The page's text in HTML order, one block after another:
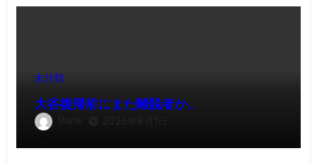
未分類
大谷復帰前にまた離脱者か…
Marie 2026年8月1日